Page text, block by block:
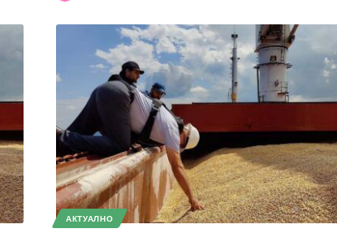
АКТУАЛНО